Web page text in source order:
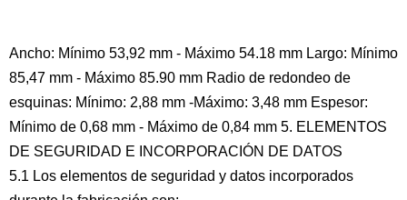
Ancho: Mínimo 53,92 mm - Máximo 54.18 mm Largo: Mínimo
85,47 mm - Máximo 85.90 mm Radio de redondeo de
esquinas: Mínimo: 2,88 mm -Máximo: 3,48 mm Espesor:
Mínimo de 0,68 mm - Máximo de 0,84 mm 5. ELEMENTOS
DE SEGURIDAD E INCORPORACIÓN DE DATOS
5.1 Los elementos de seguridad y datos incorporados